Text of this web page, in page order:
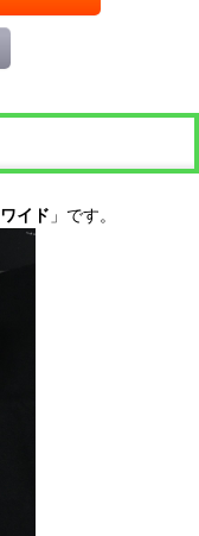
ワイド 」です。